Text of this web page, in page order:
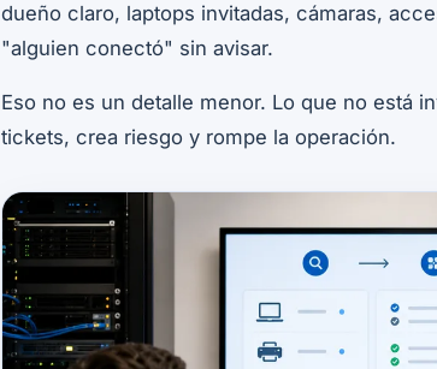
dueño claro, laptops invitadas, cámaras,
"alguien conectó" sin avisar.
Eso no es un detalle menor. Lo que no está
tickets, crea riesgo y rompe la operación.